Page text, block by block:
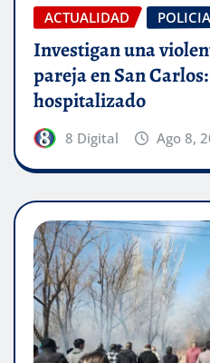
ACTUALIDAD
Investigan una
pareja en San
hospitalizado
8 Digital Ago 8,